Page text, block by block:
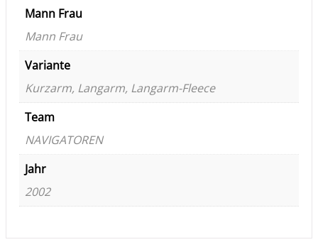
Mann Frau
Mann Frau
Variante
Kurzarm, Langarm, Langarm-Fleece
Team
NAVIGATOREN
Jahr
2002